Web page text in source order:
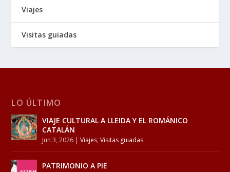
Viajes
Visitas guiadas
LO ÚLTIMO
VIAJE CULTURAL A LLEIDA Y EL ROMÁNICO
CATALÁN
Jun 3, 2026 |Viajes,Visitas guiadas
PATRIMONIO A PIE